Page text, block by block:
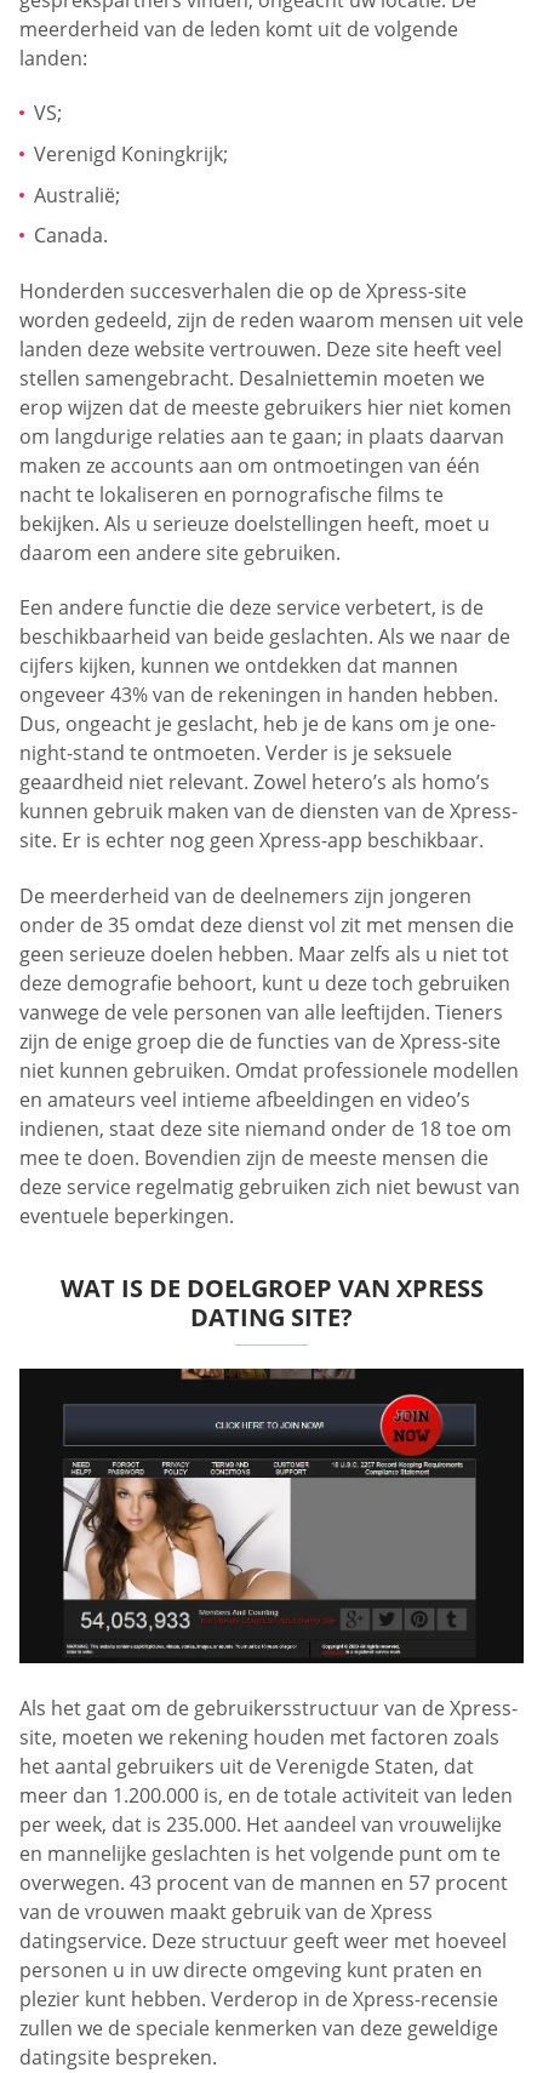
meerderheid van de leden komt uit de volgende
landen:
VS;
Verenigd Koningkrijk;
Australië;
Canada.
Honderden succesverhalen die op de Xpress-site
worden gedeeld, zijn de reden waarom mensen uit vele
landen deze website vertrouwen. Deze site heeft veel
stellen samengebracht. Desalniettemin moeten we
erop wijzen dat de meeste gebruikers hier niet komen
om langdurige relaties aan te gaan; in plaats daarvan
maken ze accounts aan om ontmoetingen van één
nacht te lokaliseren en pornografische films te
bekijken. Als u serieuze doelstellingen heeft, moet u
daarom een andere site gebruiken.
Een andere functie die deze service verbetert, is de
beschikbaarheid van beide geslachten. Als we naar de
cijfers kijken, kunnen we ontdekken dat mannen
ongeveer 43% van de rekeningen in handen hebben.
Dus, ongeacht je geslacht, heb je de kans om je one-
night-stand te ontmoeten. Verder is je seksuele
geaardheid niet relevant. Zowel hetero’s als homo’s
kunnen gebruik maken van de diensten van de Xpress-
site. Er is echter nog geen Xpress-app beschikbaar.
De meerderheid van de deelnemers zijn jongeren
onder de 35 omdat deze dienst vol zit met mensen die
geen serieuze doelen hebben. Maar zelfs als u niet tot
deze demografie behoort, kunt u deze toch gebruiken
vanwege de vele personen van alle leeftijden. Tieners
zijn de enige groep die de functies van de Xpress-site
niet kunnen gebruiken. Omdat professionele modellen
en amateurs veel intieme afbeeldingen en video’s
indienen, staat deze site niemand onder de 18 toe om
mee te doen. Bovendien zijn de meeste mensen die
deze service regelmatig gebruiken zich niet bewust van
eventuele beperkingen.
WAT IS DE DOELGROEP VAN XPRESS
DATING SITE?
Als het gaat om de gebruikersstructuur van de Xpress-
site, moeten we rekening houden met factoren zoals
het aantal gebruikers uit de Verenigde Staten, dat
meer dan 1.200.000 is, en de totale activiteit van leden
per week, dat is 235.000. Het aandeel van vrouwelijke
en mannelijke geslachten is het volgende punt om te
overwegen. 43 procent van de mannen en 57 procent
van de vrouwen maakt gebruik van de Xpress
datingservice. Deze structuur geeft weer met hoeveel
personen u in uw directe omgeving kunt praten en
plezier kunt hebben. Verderop in de Xpress-recensie
zullen we de speciale kenmerken van deze geweldige
datingsite bespreken.